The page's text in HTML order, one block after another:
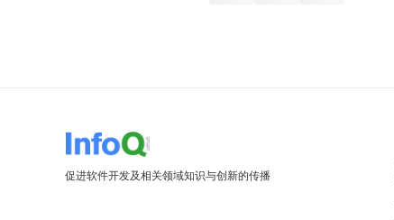
促进软件开发及相关领域知识与创新的传播